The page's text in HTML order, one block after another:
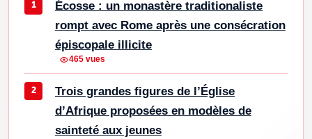
Écosse : un monastère traditionaliste
rompt avec Rome après une consécration
épiscopale illicite
465 vues
Trois grandes figures de l’Église
d’Afrique proposées en modèles de
sainteté aux jeunes